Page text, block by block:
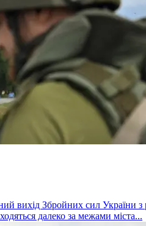
вихід Збройних сил
далеко за межами міста...